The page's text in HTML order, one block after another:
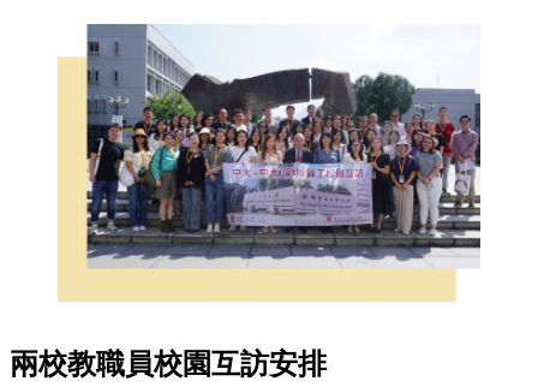
兩校教職員校園互訪安排